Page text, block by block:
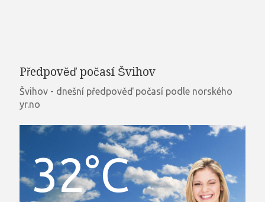
Předpověď počasí Švihov
Švihov - dnešní předpověď počasí podle norského
yr.no
32°C